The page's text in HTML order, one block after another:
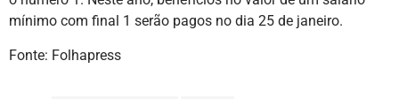
mínimo com final 1 serão pagos no dia 25 de janeiro.
Fonte: Folhapress